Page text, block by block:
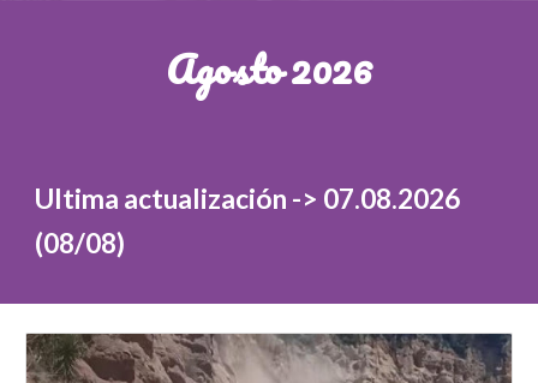
Agosto 2026
Ultima actualización -> 07.08.2026
(08/08)